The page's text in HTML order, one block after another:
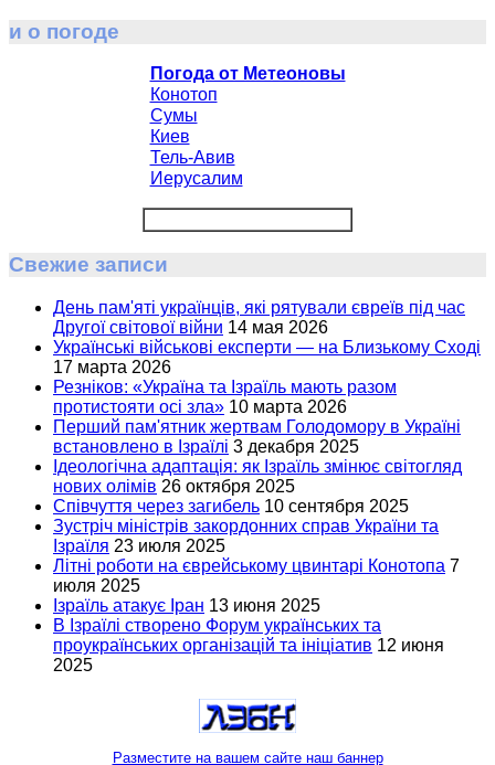
и о погоде
Погода от Метеоновы
Конотоп
Сумы
Киев
Тель-Авив
Иерусалим
Свежие записи
День пам'яті українців, які рятували євреїв під час
Другої світової війни 14 мая 2026
Українські військові експерти — на Близькому Сході
17 марта 2026
Резніков: «Україна та Ізраїль мають разом
протистояти осі зла» 10 марта 2026
Перший пам'ятник жертвам Голодомору в Україні
встановлено в Ізраїлі 3 декабря 2025
Ідеологічна адаптація: як Ізраїль змінює світогляд
нових олімів 26 октября 2025
Співчуття через загибель 10 сентября 2025
Зустріч міністрів закордонних справ України та
Ізраїля 23 июля 2025
Літні роботи на єврейському цвинтарі Конотопа 7
июля 2025
Ізраїль атакує Іран 13 июня 2025
В Ізраїлі створено Форум українських та
проукраїнських організацій та ініціатив 12 июня
2025
Разместите на вашем сайте наш баннер